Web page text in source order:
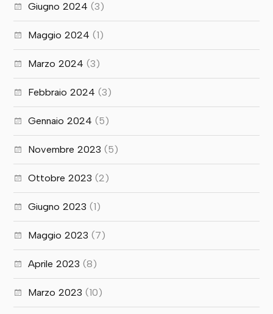
Giugno 2024 (3)
Maggio 2024 (1)
Marzo 2024 (3)
Febbraio 2024 (3)
Gennaio 2024 (5)
Novembre 2023 (5)
Ottobre 2023 (2)
Giugno 2023 (1)
Maggio 2023 (7)
Aprile 2023 (8)
Marzo 2023 (10)